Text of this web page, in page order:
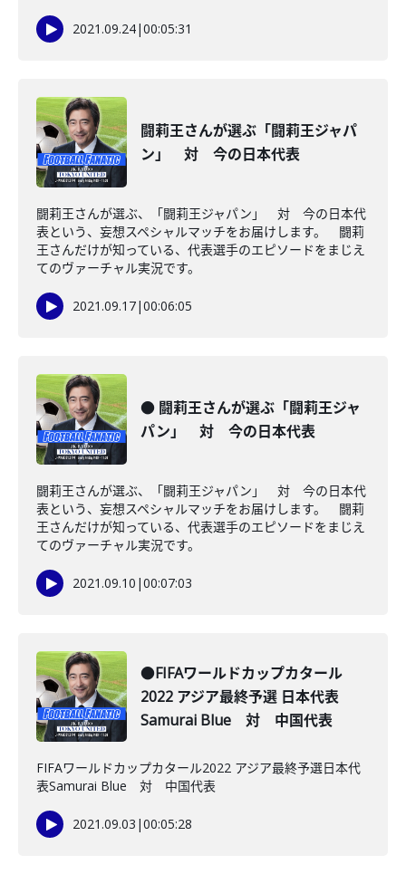
2021.09.24|00:05:31
闘莉王さんが選ぶ「闘莉王ジャパ
ン」 対 今の日本代表
闘莉王さんが選ぶ、「闘莉王ジャパン」 対 今の日本代
表という、妄想スペシャルマッチをお届けします。 闘莉
王さんだけが知っている、代表選手のエピソードをまじえ
てのヴァーチャル実況です。
2021.09.17|00:06:05
● 闘莉王さんが選ぶ「闘莉王ジャ
パン」 対 今の日本代表
闘莉王さんが選ぶ、「闘莉王ジャパン」 対 今の日本代
表という、妄想スペシャルマッチをお届けします。 闘莉
王さんだけが知っている、代表選手のエピソードをまじえ
てのヴァーチャル実況です。
2021.09.10 |00:07:03
●FIFAワールドカップカタール
2022 アジア最終予選 日本代表
Samurai Blue 対 中国代表
FIFAワールドカップカタール2022 アジア最終予選日本代
表Samurai Blue 対 中国代表
2021.09.03 |00:05:28